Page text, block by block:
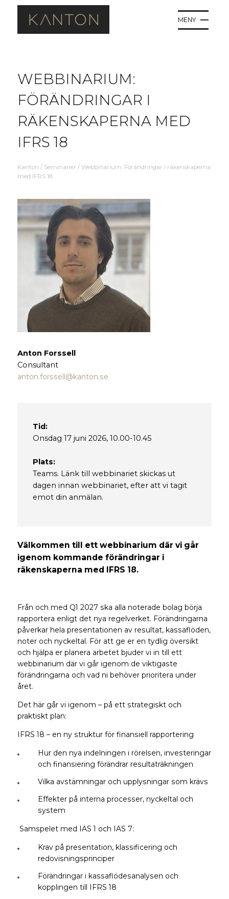
MENY
WEBBINARIUM:
FÖRÄNDRINGAR I
RÄKENSKAPERNA MED
IFRS 18
Kanton / Seminarier / Webbinarium: Förändringar i räkenskaperna
med IFRS 18
Anton Forssell
Consultant
anton.forssell@kanton.se
Tid:
Onsdag 17 juni 2026, 10.00-10.45
Plats:
Teams. Länk till webbinariet skickas ut
dagen innan webbinariet, efter att vi tagit
emot din anmälan.
Välkommen till ett webbinarium där vi går
igenom kommande förändringar i
räkenskaperna med IFRS 18.
Från och med Q1 2027 ska alla noterade bolag börja
rapportera enligt det nya regelverket. Förändringarna
påverkar hela presentationen av resultat, kassaflöden,
noter och nyckeltal. För att ge er en tydlig översikt
och hjälpa er planera arbetet bjuder vi in till ett
webbinarium där vi går igenom de viktigaste
förändringarna och vad ni behöver prioritera under
året.
Det här går vi igenom – på ett strategiskt och
praktiskt plan:
IFRS 18 – en ny struktur för finansiell rapportering
Hur den nya indelningen i rörelsen, investeringar
och finansiering förändrar resultaträkningen
Vilka avstämningar och upplysningar som krävs
Effekter på interna processer, nyckeltal och
system
Samspelet med IAS 1 och IAS 7:
Krav på presentation, klassificering och
redovisningsprinciper
Förändringar i kassaflödesanalysen och
kopplingen till IFRS 18